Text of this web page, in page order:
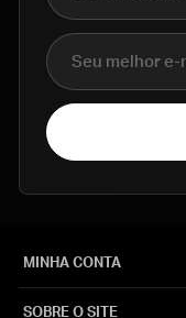
E-mail
MINHA CONTA
SOBRE O SITE